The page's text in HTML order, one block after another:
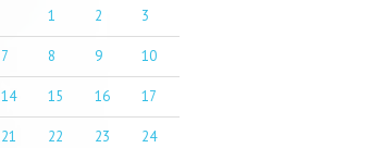
1 2 3
7 8 9 10
14 15 16 17
21 22 23 24